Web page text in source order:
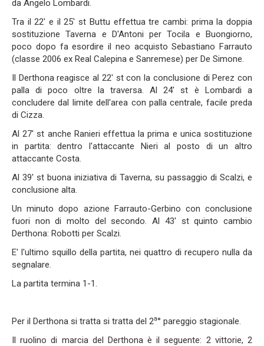
da Angelo Lombardi.
Tra il 22' e il 25' st Buttu effettua tre cambi: prima la doppia
sostituzione Taverna e D'Antoni per Tocila e Buongiorno,
poco dopo fa esordire il neo acquisto Sebastiano Farrauto
(classe 2006 ex Real Calepina e Sanremese) per De Simone.
Il Derthona reagisce al 22' st con la conclusione di Perez con
palla di poco oltre la traversa. Al 24' st è Lombardi a
concludere dal limite dell'area con palla centrale, facile preda
di Cizza.
Al 27' st anche Ranieri effettua la prima e unica sostituzione
in partita: dentro l'attaccante Nieri al posto di un altro
attaccante Costa.
Al 39' st buona iniziativa di Taverna, su passaggio di Scalzi, e
conclusione alta.
Un minuto dopo azione Farrauto-Gerbino con conclusione
fuori non di molto del secondo. Al 43' st quinto cambio
Derthona: Robotti per Scalzi.
E' l'ultimo squillo della partita, nei quattro di recupero nulla da
segnalare.
La partita termina 1-1.
Per il Derthona si tratta si tratta del 2a° pareggio stagionale.
Il ruolino di marcia del Derthona è il seguente: 2 vittorie, 2